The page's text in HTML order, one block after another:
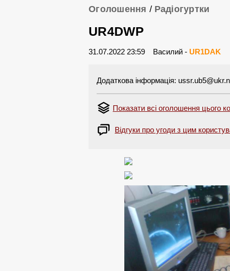
Оголошення / Радіогуртки
UR4DWP
31.07.2022 23:59 Василий - UR1DAK
Додаткова інформація:
Показати всі оголошення цього
Відгуки про угоди з цим